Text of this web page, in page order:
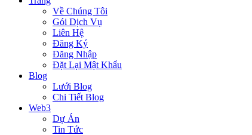
Về Chúng Tôi
Gói Dịch Vụ
Liên Hệ
Đăng Ký
Đăng Nhập
Đặt Lại Mật Khẩu
Blog
Lưới Blog
Chi Tiết Blog
Web3
Dự Án
Tin Tức